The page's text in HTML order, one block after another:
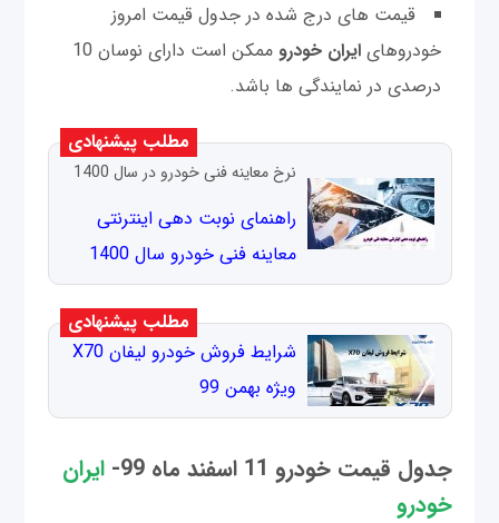
قیمت های درج شده در جدول قیمت امروز
خودروهای ایران خودرو
ممکن است دارای نوسان 10
درصدی در نمایندگی ها باشد.
مطلب پیشنهادی
نرخ معاینه فنی خودرو در سال 1400
راهنمای نوبت دهی اینترنتی
معاینه فنی خودرو سال 1400
مطلب پیشنهادی
شرایط فروش خودرو لیفان X70
ویژه بهمن 99
جدول قیمت خودرو 11 اسفند ماه 99-
ایران
خودرو